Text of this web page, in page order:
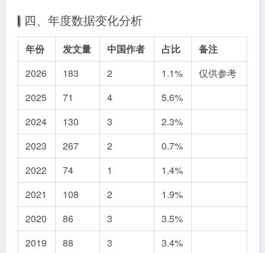
四、年度数据变化分析
年份 发文量 中国作者 占比
备注
2026
183 2 1.1%
仅供参考
2025
71 4
5.6%
2024
130 3
2.3%
2023
267 2
0.7%
2022
74 1
1.4%
2021
108 2
1.9%
2020
86 3
3.5%
2019
88 3 3.4%